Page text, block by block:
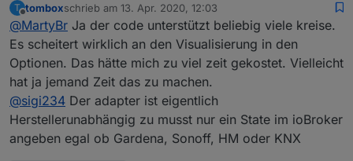
Lieblingsadapter
Ich habe nur einen bescheidenen Wunsch: Ich habe
mehr als 4 Kreise. Es wäre schön, wenn man per
Plus-Zeichen weitere Kreise aktivieren könnte.
Mit österlichen Gruß
T
Offline
tomboxschrieb am 13. Apr. 2020, 12:03
zuletzt editiert von
@MartyBr Ja der code unterstützt beliebig viele kreise.
Es scheitert wirklich an den Visualisierung in den
Optionen. Das hätte mich zu viel zeit gekostet. Vielleicht
hat ja jemand Zeit das zu machen.
@sigi234 Der adapter ist eigentlich
Herstellerunabhängig zu musst nur ein State im ioBroker
angeben egal ob Gardena, Sonoff, HM oder KNX